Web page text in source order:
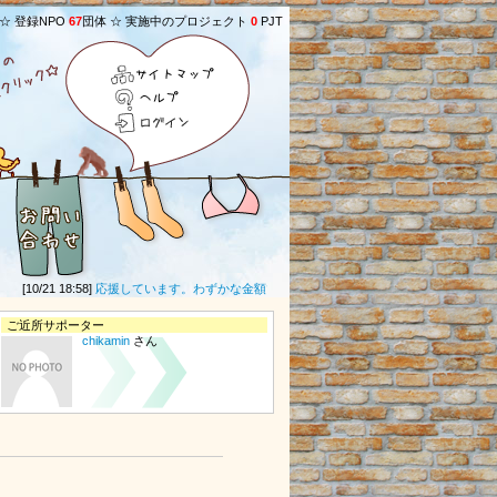
登録NPO 67団体 ☆ 実施中のプロジェクト 0 PJT
サイトマップ
ヘルプ
ログイン
[10/21 18:58]応援しています。わずかな金額ですが、役立ててくださいm(__)m(桔梗
ご近所サポーター
chikamin さん